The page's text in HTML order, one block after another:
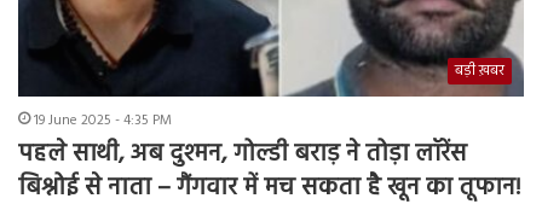
बड़ी ख़बर
19 June 2025 - 4:35 PM
पहले साथी, अब दुश्मन, गोल्डी बराड़ ने तोड़ा लॉरेंस
बिश्नोई से नाता – गैंगवार में मच सकता है खून का तूफान!